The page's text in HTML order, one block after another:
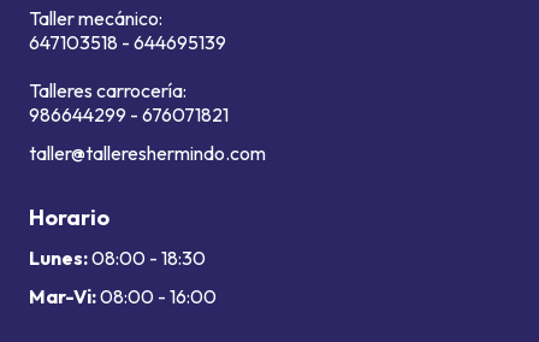
Taller mecánico:
647103518 - 644695139
Talleres carrocería:
986644299 - 676071821
taller@tallereshermindo.com
Horario
Lunes:08:00 - 18:30
Mar-Vi:08:00 - 16:00